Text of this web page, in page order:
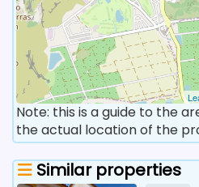
Note: this is a guide to the
the actual location of the
Similar properties